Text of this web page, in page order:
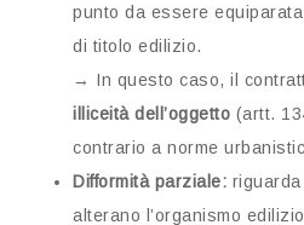
punto da essere
di titolo edilizio.
→ In questo caso, il
illiceità dell’oggetto (artt.
contrario a norme
Difformità parziale:
alterano l’organismo